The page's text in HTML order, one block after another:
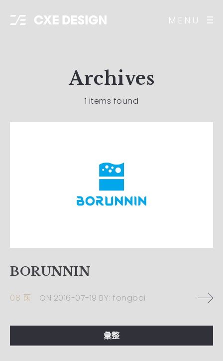
MENU
Archives
1 items found
BORUNNIN
08 医 ON 2016-07-19 BY: fongbai
彙整